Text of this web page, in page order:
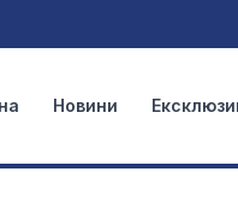
Новини